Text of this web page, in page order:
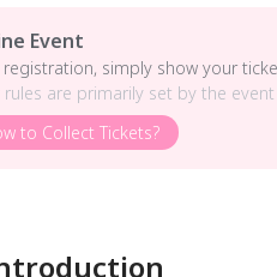
Event
simply show your
rules are primarily set by the
to Collect Tickets?